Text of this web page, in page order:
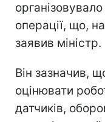
операції, що,
заявив міністр.
Він зазначив,
оцінювати
датчиків,